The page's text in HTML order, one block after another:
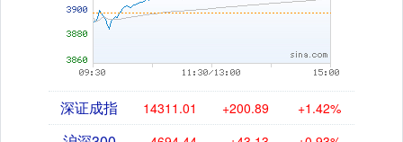
深证成指 14311.01 +200.89 +1.42%